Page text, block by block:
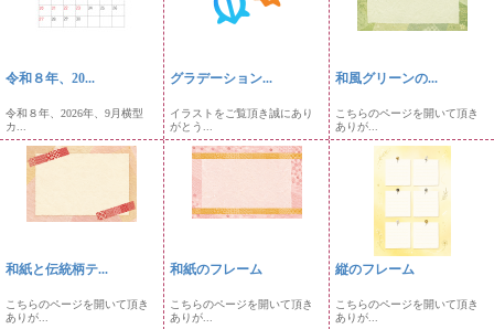
令和８年、20...
令和８年、2026年、9月横型
カ...
グラデーション...
イラストをご覧頂き誠にあり
がとう...
和風グリーンの...
こちらのページを開いて頂き
ありが...
和紙と伝統柄テ...
こちらのページを開いて頂き
ありが...
和紙のフレーム
こちらのページを開いて頂き
ありが...
縦のフレーム
こちらのページを開いて頂き
ありが...